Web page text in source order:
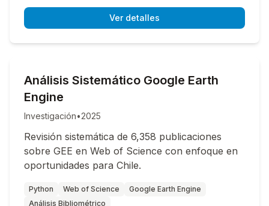
Ver detalles
Análisis Sistemático Google Earth
Engine
Investigación•2025
Revisión sistemática de 6,358 publicaciones
sobre GEE en Web of Science con enfoque en
oportunidades para Chile.
Python Web of Science
Google Earth Engine
Análisis Bibliométrico